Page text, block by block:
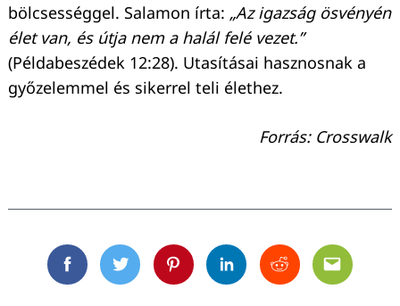
bölcsességgel. Salamon írta: „Az igazság ösvényén
élet van, és útja nem a halál felé vezet.”
(Példabeszédek 12:28). Utasításai hasznosnak a
győzelemmel és sikerrel teli élethez.
Forrás: Crosswalk
FacebookTwitterPinterestLinkedinRedditEmail